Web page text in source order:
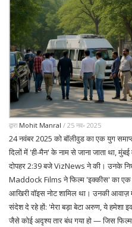
द्वारा Mohit Manral / 25 नव॰ 2025
24 नवंबर 2025 को बॉलीवुड का एक युग
दिलों में 'ही-मैन' के नाम से जाना जाता था,
दोपहर 2:39 बजेVizNewsने की। उनके
Maddock Filmsने फिल्म 'इक्कीस' का एक
आखिरी वॉइस नोट शामिल था। उनकी
संदेश दे रहे हों: 'मेरा बड़ा बेटा अरुण, ये हमेशा
जैसे कोई अदृश्य तार बंध गया हो — जिस